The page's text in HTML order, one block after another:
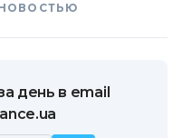
день в email